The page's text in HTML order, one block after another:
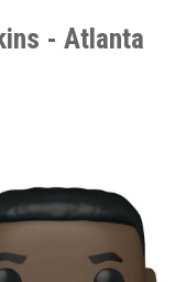
- Atlanta